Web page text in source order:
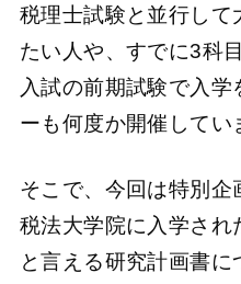
税理士試験と並行して
たい人や、すでに3科
入試の前期試験で入
ーも何度か開催してい
そこで、今回は特別
税法大学院に入学され
と言える研究計画書